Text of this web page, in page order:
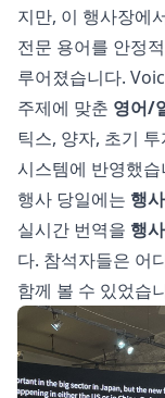
지만, 이 행사장에
전문 용어를 안정
루어졌습니다.
주제에 맞춘 영어/
틱스, 양자, 초기
시스템에 반영했습
행사 당일에는 행
실시간 번역을 행
다. 참석자들은 어
함께 볼 수 있었습